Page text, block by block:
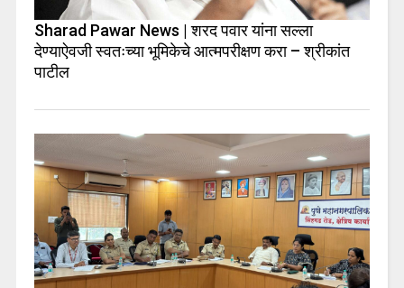
Sharad Pawar News | शरद पवार यांना सल्ला
देण्याऐवजी स्वतःच्या भूमिकेचे आत्मपरीक्षण करा – श्रीकांत
पाटील